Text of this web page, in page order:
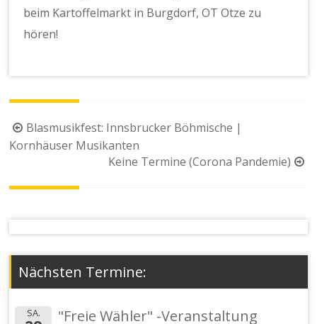
beim Kartoffelmarkt in Burgdorf, OT Otze zu
hören!
Beitragsnavigation
Blasmusikfest: Innsbrucker Böhmische |
Kornhäuser Musikanten
Keine Termine (Corona Pandemie)
Nächsten Termine:
SA.
"Freie Wähler" -Veranstaltung